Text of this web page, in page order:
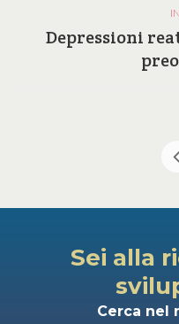
Depressioni
Sei alla
Cerca nel